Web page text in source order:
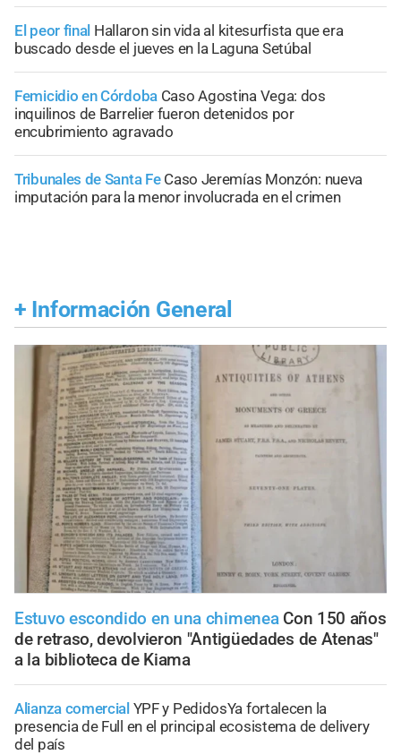
El peor final Hallaron sin vida al kitesurfista que era
buscado desde el jueves en la Laguna Setúbal
Femicidio en Córdoba Caso Agostina Vega: dos
inquilinos de Barrelier fueron detenidos por
encubrimiento agravado
Tribunales de Santa Fe Caso Jeremías Monzón: nueva
imputación para la menor involucrada en el crimen
+ Información General
Estuvo escondido en una chimenea Con 150 años
de retraso, devolvieron "Antigüedades de Atenas"
a la biblioteca de Kiama
Alianza comercial YPF y PedidosYa fortalecen la
presencia de Full en el principal ecosistema de delivery
del país